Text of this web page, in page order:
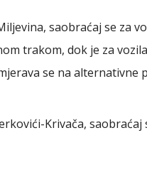
saobraćaj se za
trakom, dok je za
se na alternativne
Krivača, saobraćaj